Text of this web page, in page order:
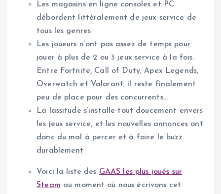
Les magasins en ligne consoles et PC
débordent littéralement de jeux service de
tous les genres
Les joueurs n’ont pas assez de temps pour
jouer à plus de 2 ou 3 jeux service à la fois.
Entre Fortnite, Call of Duty, Apex Legends,
Overwatch et Valorant, il reste finalement
peu de place pour des concurrents…
La lassitude s’installe tout doucement envers
les jeux service, et les nouvelles annonces ont
donc du mal à percer et à faire le buzz
durablement
Voici la liste des GAAS les plus joués sur
Steam au moment où nous écrivons cet